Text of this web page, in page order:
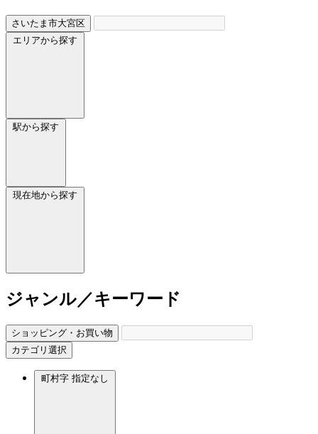
さいたま市大宮区
エリアから探す
駅から探す
現在地から探す
ジャンル／キーワード
ショッピング・お買い物
カテゴリ選択
町村字 指定なし